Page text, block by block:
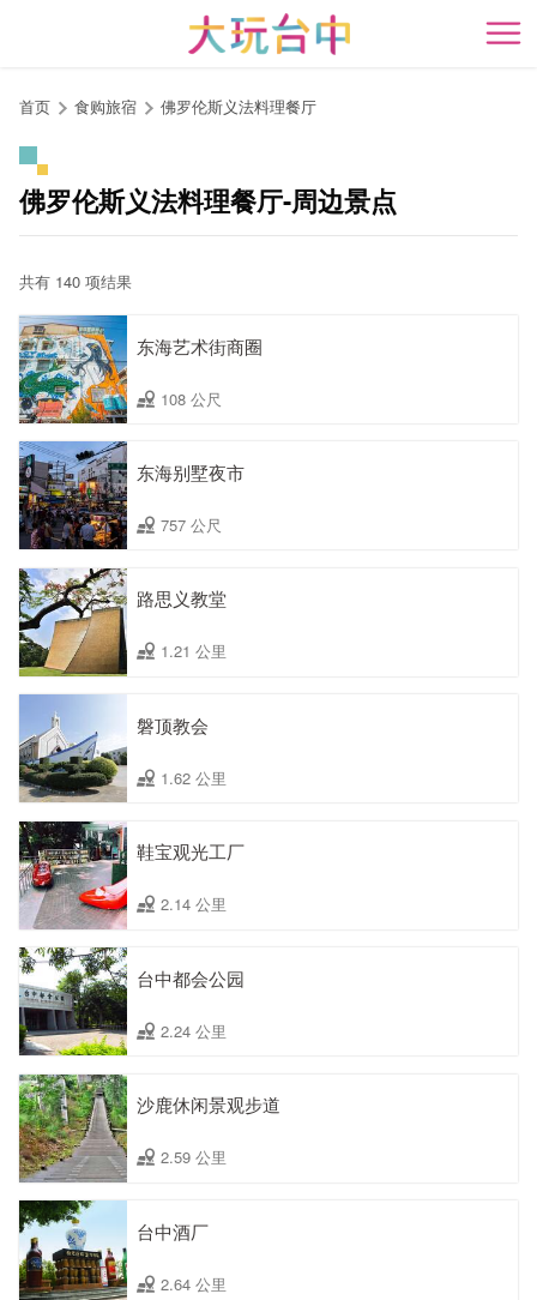
开
首页 食购旅宿 佛罗伦斯义法料理餐厅
佛罗伦斯义法料理餐厅-周边景点
共有 140 项结果
东海艺术街商圈
108 公尺
东海别墅夜市
757 公尺
路思义教堂
1.21 公里
磐顶教会
1.62 公里
鞋宝观光工厂
2.14 公里
台中都会公园
2.24 公里
沙鹿休闲景观步道
2.59 公里
台中酒厂
2.64 公里